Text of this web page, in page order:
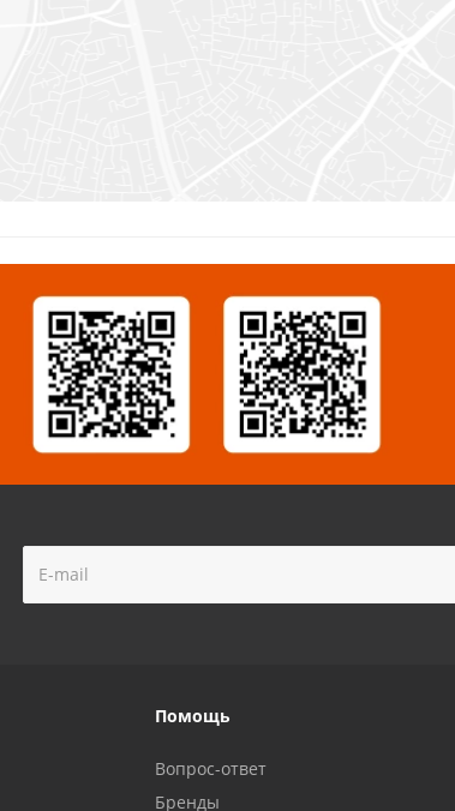
Помощь
Вопрос-ответ
Бренды